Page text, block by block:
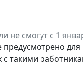
не смогут с 1
с такими